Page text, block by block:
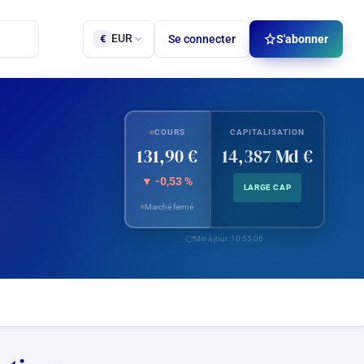
€ EUR Se connecter S'abonner
COURS
131,90 €
▼ -0,53 %
Marché fermé
CAPITALISATION
14,387 Md €
LARGE CAP
Mis à jour :10:55:06